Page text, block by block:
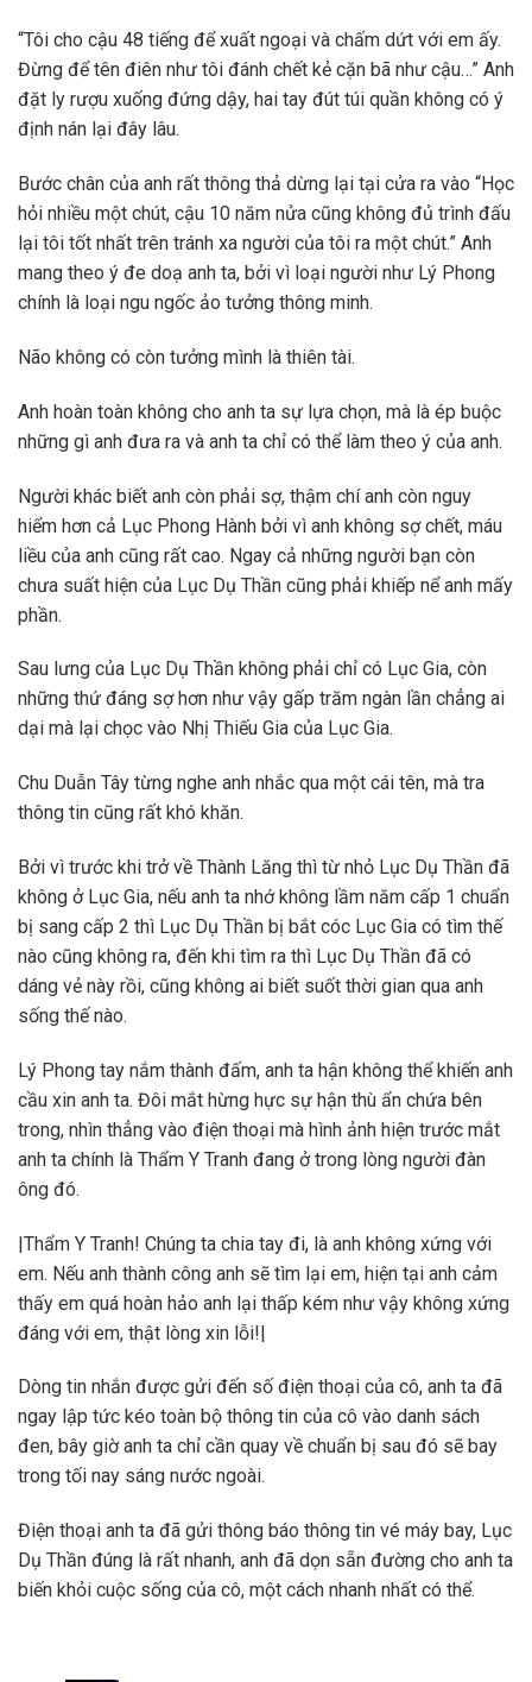
“Tôi cho cậu 48 tiếng để xuất ngoại và chấm dứt với em ấy.
Đừng để tên điên như tôi đánh chết kẻ cặn bã như cậu…” Anh
đặt ly rượu xuống đứng dậy, hai tay đút túi quần không có ý
định nán lại đây lâu.
Bước chân của anh rất thông thả dừng lại tại cửa ra vào “Học
hỏi nhiều một chút, cậu 10 năm nửa cũng không đủ trình đấu
lại tôi tốt nhất trên tránh xa người của tôi ra một chút.” Anh
mang theo ý đe doạ anh ta, bởi vì loại người như Lý Phong
chính là loại ngu ngốc ảo tưởng thông minh.
Não không có còn tưởng mình là thiên tài.
Anh hoàn toàn không cho anh ta sự lựa chọn, mà là ép buộc
những gì anh đưa ra và anh ta chỉ có thể làm theo ý của anh.
Người khác biết anh còn phải sợ, thậm chí anh còn nguy
hiểm hơn cả Lục Phong Hành bởi vì anh không sợ chết, máu
liều của anh cũng rất cao. Ngay cả những người bạn còn
chưa suất hiện của Lục Dụ Thần cũng phải khiếp nể anh mấy
phần.
Sau lưng của Lục Dụ Thần không phải chỉ có Lục Gia, còn
những thứ đáng sợ hơn như vậy gấp trăm ngàn lần chẳng ai
dại mà lại chọc vào Nhị Thiếu Gia của Lục Gia.
Chu Duẫn Tây từng nghe anh nhắc qua một cái tên, mà tra
thông tin cũng rất khó khăn.
Bởi vì trước khi trở về Thành Lăng thì từ nhỏ Lục Dụ Thần đã
không ở Lục Gia, nếu anh ta nhớ không lầm năm cấp 1 chuẩn
bị sang cấp 2 thì Lục Dụ Thần bị bắt cóc Lục Gia có tìm thế
nào cũng không ra, đến khi tìm ra thì Lục Dụ Thần đã có
dáng vẻ này rồi, cũng không ai biết suốt thời gian qua anh
sống thế nào.
Lý Phong tay nắm thành đấm, anh ta hận không thể khiến anh
cầu xin anh ta. Đôi mắt hừng hực sự hận thù ẩn chứa bên
trong, nhìn thẳng vào điện thoại mà hình ảnh hiện trước mắt
anh ta chính là Thẩm Y Tranh đang ở trong lòng người đàn
ông đó.
|Thẩm Y Tranh! Chúng ta chia tay đi, là anh không xứng với
em. Nếu anh thành công anh sẽ tìm lại em, hiện tại anh cảm
thấy em quá hoàn hảo anh lại thấp kém như vậy không xứng
đáng với em, thật lòng xin lỗi!|
Dòng tin nhắn được gửi đến số điện thoại của cô, anh ta đã
ngay lập tức kéo toàn bộ thông tin của cô vào danh sách
đen, bây giờ anh ta chỉ cần quay về chuẩn bị sau đó sẽ bay
trong tối nay sáng nước ngoài.
Điện thoại anh ta đã gửi thông báo thông tin vé máy bay, Lục
Dụ Thần đúng là rất nhanh, anh đã dọn sẵn đường cho anh ta
biến khỏi cuộc sống của cô, một cách nhanh nhất có thể.